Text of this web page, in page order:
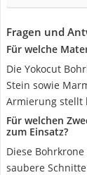
Fragen und
Für welche
Die Yokocut
Stein sowie
Armierung stellt
Für welchen
zum Einsatz?
Diese
saubere